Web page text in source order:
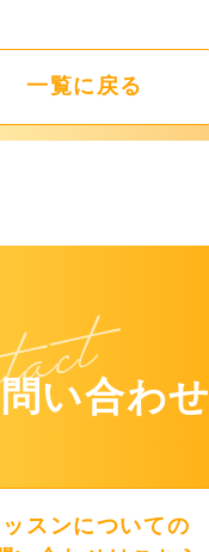
一覧に戻る
い合わせ
ッスンについての